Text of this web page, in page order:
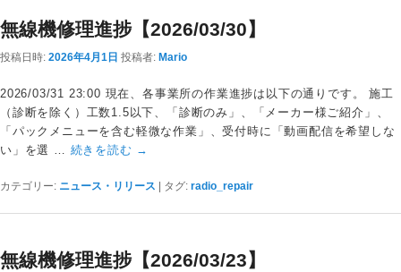
無線機修理進捗【2026/03/30】
投稿日時: 2026年4月1日 投稿者: Mario
2026/03/31 23:00 現在、各事業所の作業進捗は以下の通りです。 施工
（診断を除く）工数1.5以下、「診断のみ」、「メーカー様ご紹介」、
「パックメニューを含む軽微な作業」、受付時に「動画配信を希望しな
い」を選 … 続きを読む →
カテゴリー: ニュース・リリース | タグ: radio_repair
無線機修理進捗【2026/03/23】